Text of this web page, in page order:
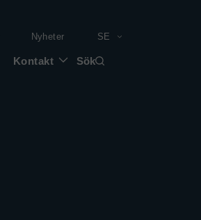
Nyheter SE
Kontakt Sök